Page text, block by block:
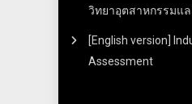
วิทยาอุตสาหกรรมแ
[English version]
Assessment